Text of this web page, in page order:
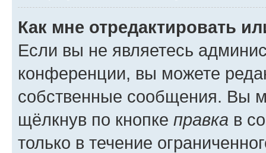
Как мне отредактировать
Если вы не являетесь
конференции, вы можете
собственные сообщения. Вы
щёлкнув по кнопке правка в
только в течение